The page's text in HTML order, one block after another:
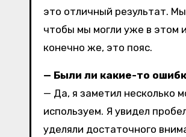
это отличный результат.
чтобы мы могли уже в этом
конечно же, это пояс.
— Были ли какие-то
— Да, я заметил несколько
используем. Я увидел
уделяли достаточного